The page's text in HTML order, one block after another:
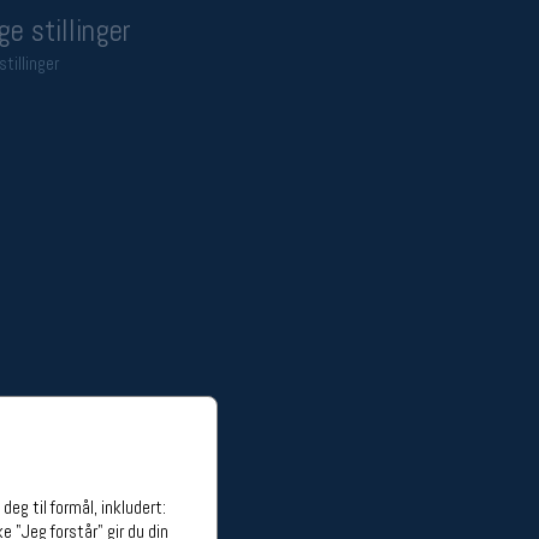
til formål, inkludert:
"Jeg forstår" gir du din
stillinger